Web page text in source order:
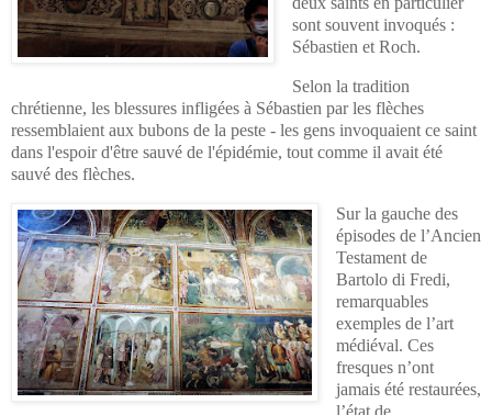
sont souvent invoqués :
Sébastien et Roch.
Selon la tradition
chrétienne, les blessures infligées à Sébastien par les flèches
ressemblaient aux bubons de la peste - les gens invoquaient ce saint
dans l'espoir d'être sauvé de l'épidémie, tout comme il avait été
sauvé des flèches.
Sur la gauche des
épisodes de l’Ancien
Testament de
Bartolo di Fredi,
remarquables
exemples de l’art
médiéval. Ces
fresques n’ont
jamais été restaurées,